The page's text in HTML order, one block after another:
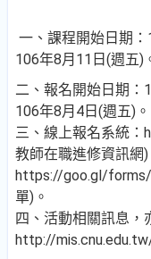
一、課程開始日期：
106年8月11日(週五)
二、報名開始日期：
106年8月4日(週五)。
三、線上報名系統
教師在職進修資訊網)
https://goo.gl/forms/
單)。
四、活動相關訊息，
http://